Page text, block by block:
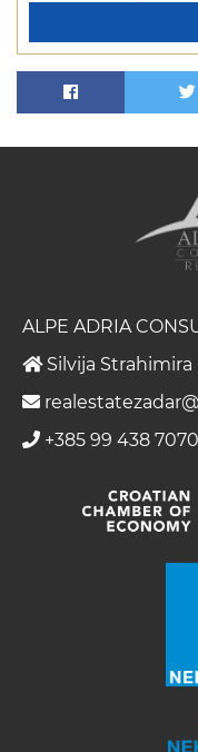
ALPE ADRIA
Silvija Strahimira
+385 99 438 7070